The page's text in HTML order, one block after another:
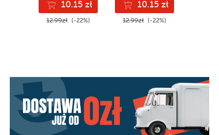
10.15 zł
12.99zł (-22%)
10.15 zł
12.99zł (-22%)